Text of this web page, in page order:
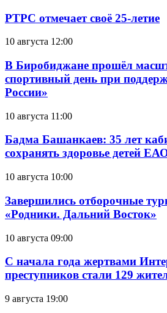
РТРС отмечает своё 25-летие
10 августа 12:00
В Биробиджане прошёл
спортивный день при
России»
10 августа 11:00
Бадма Башанкаев: 35 лет
сохранять здоровье детей
10 августа 10:00
Завершились отборочные
«Родники. Дальний Восток»
10 августа 09:00
С начала года жертвами
преступников стали 129
9 августа 19:00